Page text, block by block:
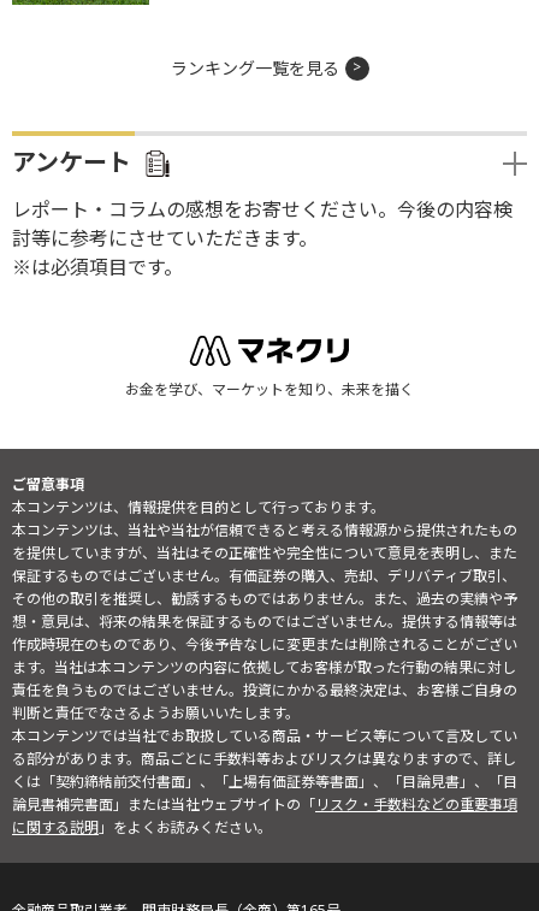
ランキング一覧を見る
アンケート
レポート・コラムの感想をお寄せください。今後の内容検
討等に参考にさせていただきます。
※は必須項目です。
お金を学び、マーケットを知り、未来を描く
ご留意事項
本コンテンツは、情報提供を目的として行っております。
本コンテンツは、当社や当社が信頼できると考える情報源から提供されたもの
を提供していますが、当社はその正確性や完全性について意見を表明し、また
保証するものではございません。有価証券の購入、売却、デリバティブ取引、
その他の取引を推奨し、勧誘するものではありません。また、過去の実績や予
想・意見は、将来の結果を保証するものではございません。提供する情報等は
作成時現在のものであり、今後予告なしに変更または削除されることがござい
ます。当社は本コンテンツの内容に依拠してお客様が取った行動の結果に対し
責任を負うものではございません。投資にかかる最終決定は、お客様ご自身の
判断と責任でなさるようお願いいたします。
本コンテンツでは当社でお取扱している商品・サービス等について言及してい
る部分があります。商品ごとに手数料等およびリスクは異なりますので、詳し
くは「契約締結前交付書面」、「上場有価証券等書面」、「目論見書」、「目
論見書補完書面」または当社ウェブサイトの「リスク・手数料などの重要事項
に関する説明」をよくお読みください。